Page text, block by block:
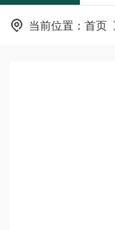
当前位置： 首页